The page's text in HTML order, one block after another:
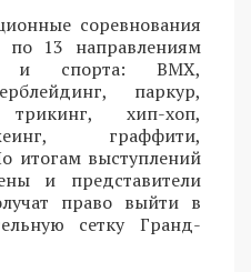
соревнования
по 13 направлениям
и спорта: BMX,
паркур,
хип-хоп,
граффити,
итогам выступлений
и представители
право выйти в
сетку Гранд-